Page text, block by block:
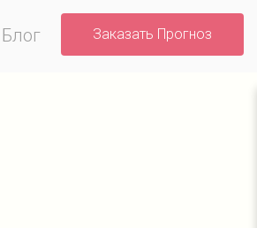
Блог Заказать Прогноз